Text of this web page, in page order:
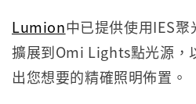
Lumion中已提供使用IES
擴展到Omi Lights點光源，
出您想要的精確照明佈置。